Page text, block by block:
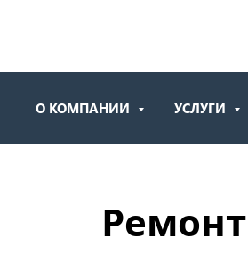
О КОМПАНИИ УСЛУГИ